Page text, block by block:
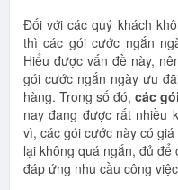
Đối với các quý khách
thì các gói cước ngắn
Hiểu được vấn đề này,
gói cước ngắn ngày ưu
hàng. Trong số đó, các
nay đang được rất nhiều
vì, các gói cước này có
lại không quá ngắn, đủ
đáp ứng nhu cầu công